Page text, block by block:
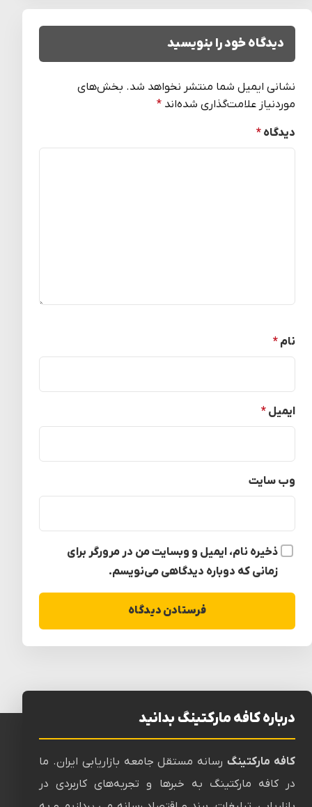
دیدگاه خود را بنویسید
نشانی ایمیل شما منتشر نخواهد شد. بخش‌های
موردنیاز علامت‌گذاری شده‌اند *
دیدگاه *
نام *
ایمیل *
وب‌ سایت
ذخیره نام، ایمیل و وبسایت من در مرورگر برای
زمانی که دوباره دیدگاهی می‌نویسم.
درباره کافه مارکتینگ بدانید
کافه مارکتینگرسانه‌ مستقل جامعه بازاریابی ایران. ما
در کافه مارکتینگ به خبرها و تجربه‌های کاربردی در